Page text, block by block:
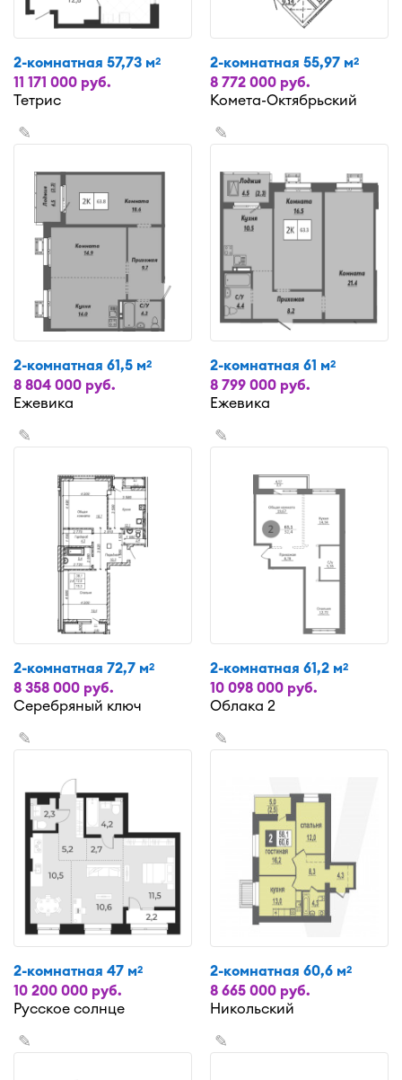
2-комнатная 57,73 м2
11 171 000 руб.
Тетрис
2-комнатная 55,97 м2
8 772 000 руб.
Комета-Октябрьский
✎
2-комнатная 61,5 м2
8 804 000 руб.
Ежевика
✎
2-комнатная 61 м2
8 799 000 руб.
Ежевика
✎
2-комнатная 72,7 м2
8 358 000 руб.
Серебряный ключ
✎
2-комнатная 61,2 м2
10 098 000 руб.
Облака 2
✎
2-комнатная 47 м2
10 200 000 руб.
Русское солнце
✎
2-комнатная 60,6 м2
8 665 000 руб.
Никольский
✎ ✎